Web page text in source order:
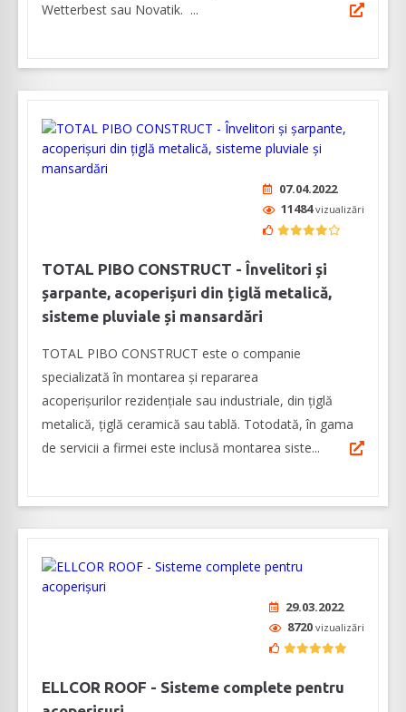
Wetterbest sau Novatik. ...
07.04.2022
11484vizualizări
TOTAL PIBO CONSTRUCT - Învelitori și
șarpante, acoperișuri din țiglă metalică,
sisteme pluviale și mansardări
TOTAL PIBO CONSTRUCT este o companie
specializată în montarea și repararea
acoperișurilor rezidențiale sau industriale, din țiglă
metalică, țiglă ceramică sau tablă. Totodată, în gama
de servicii a firmei este inclusă montarea siste...
29.03.2022
8720 vizualizări
ELLCOR ROOF - Sisteme complete pentru